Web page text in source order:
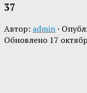
37
Автор: admin ·
Обновлено 17